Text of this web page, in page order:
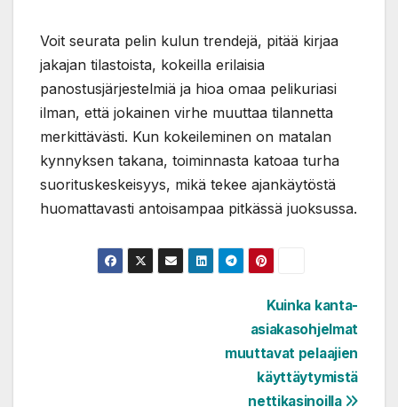
Voit seurata pelin kulun trendejä, pitää kirjaa
jakajan tilastoista, kokeilla erilaisia
panostusjärjestelmiä ja hioa omaa pelikuriasi
ilman, että jokainen virhe muuttaa tilannetta
merkittävästi. Kun kokeileminen on matalan
kynnyksen takana, toiminnasta katoaa turha
suorituskeskeisyys, mikä tekee ajankäytöstä
huomattavasti antoisampaa pitkässä juoksussa.
Kuinka kanta-
asiakasohjelmat
muuttavat pelaajien
käyttäytymistä
nettikasinoilla